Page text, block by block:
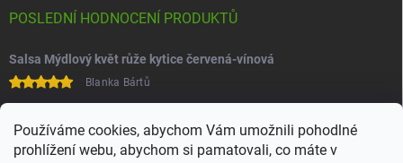
Používáme cookies, abychom Vám umožnili pohodlné
prohlížení webu, abychom si pamatovali, co máte v
POSLEDNÍ HODNOCENÍ PRODUKTŮ
Salsa Mýdlový květ růže kytice červená-vínová
Blanka Bártů